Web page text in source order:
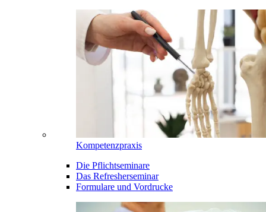
Kompetenzpraxis
Die Pflichtseminare
Das Refresherseminar
Formulare und Vordrucke